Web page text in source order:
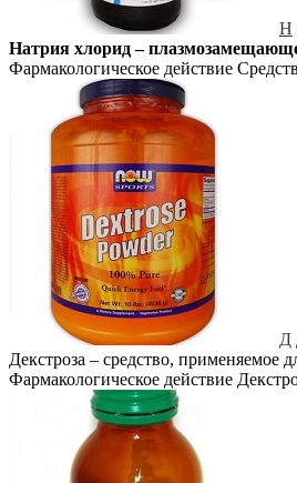
Н
Натрия хлорид –
Фармакологическое действие
Д
Декстроза – средство, применяемое
Фармакологическое действие